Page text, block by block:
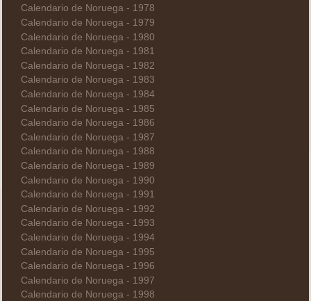
Calendario de Noruega - 1978
Calendario de Noruega - 1979
Calendario de Noruega - 1980
Calendario de Noruega - 1981
Calendario de Noruega - 1982
Calendario de Noruega - 1983
Calendario de Noruega - 1984
Calendario de Noruega - 1985
Calendario de Noruega - 1986
Calendario de Noruega - 1987
Calendario de Noruega - 1988
Calendario de Noruega - 1989
Calendario de Noruega - 1990
Calendario de Noruega - 1991
Calendario de Noruega - 1992
Calendario de Noruega - 1993
Calendario de Noruega - 1994
Calendario de Noruega - 1995
Calendario de Noruega - 1996
Calendario de Noruega - 1997
Calendario de Noruega - 1998